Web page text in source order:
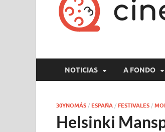
NOTICIAS A FONDO
30YNOMÁS / ESPAÑA / FESTIVALES /
Helsinki